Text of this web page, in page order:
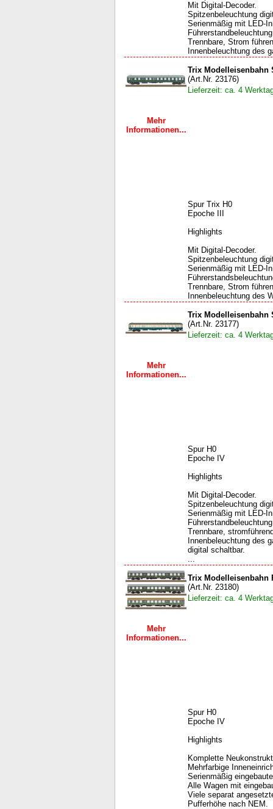
Mit Digital-Decoder.
Spitzenbeleuchtung
Serienmäßig mit LED-
Trennbare, Strom
Innenbeleuchtung des
Mehr
Informationen...
Trix Modelleisenbahn
(Art.Nr. 23176)
Lieferzeit: ca. 4
Spur Trix H0
Epoche III
Highlights
Mit Digital-Decoder.
Spitzenbeleuchtung
Serienmäßig mit LED-
Trennbare, Strom
Innenbeleuchtung des
Mehr
Informationen...
Trix Modelleisenbahn
(Art.Nr. 23177)
Lieferzeit: ca. 4
Spur H0
Epoche IV
Highlights
Mit Digital-Decoder.
Spitzenbeleuchtung
Serienmäßig mit LED-
Trennbare,
Innenbeleuchtung des
digital schaltbar.
...
Mehr
Informationen...
Trix Modelleisenbahn
(Art.Nr. 23180)
Lieferzeit: ca. 4
Spur H0
Epoche IV
Highlights
Komplette
Mehrfarbige
Serienmäßig
Alle Wagen mit
Viele separat
Pufferhöhe nach NEM.